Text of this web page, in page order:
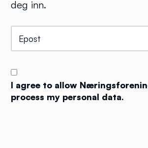
deg inn.
I agree to allow
process my personal data.